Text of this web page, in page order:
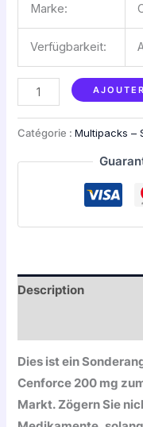
Marke:
Verfügbarkeit:
Catégorie :Multipacks –
Description
Dies ist ein
Cenforce 200 mg
Markt. Zögern Sie